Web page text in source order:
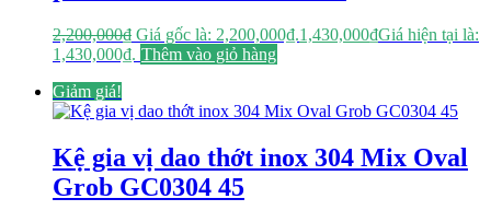
2,200,000₫ Giá gốc là: 2,200,000₫.1,430,000₫Giá hiện tại là:
1,430,000₫. Thêm vào giỏ hàng
Giảm giá!
Kệ gia vị dao thớt inox 304 Mix Oval
Grob GC0304 45